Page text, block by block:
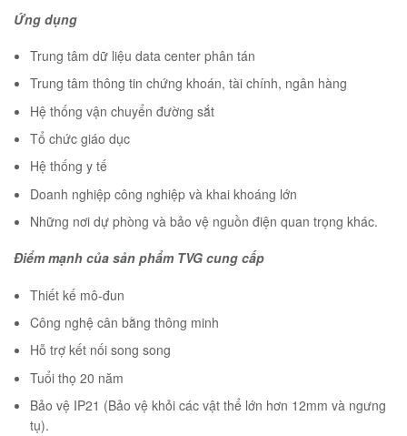
Ứng dụng
Trung tâm dữ liệu data center phân tán
Trung tâm thông tin chứng khoán, tài chính, ngân hàng
Hệ thống vận chuyển đường sắt
Tổ chức giáo dục
Hệ thống y tế
Doanh nghiệp công nghiệp và khai khoáng lớn
Những nơi dự phòng và bảo vệ nguồn điện quan trọng khác.
Điểm mạnh của sản phẩm TVG cung cấp
Thiết kế mô-đun
Công nghệ cân bằng thông minh
Hỗ trợ kết nối song song
Tuổi thọ 20 năm
Bảo vệ IP21 (Bảo vệ khỏi các vật thể lớn hơn 12mm và ngưng
tụ).